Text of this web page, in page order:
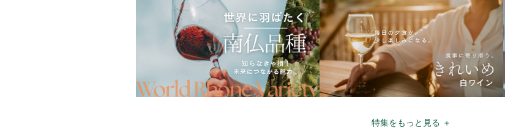
特集をもっと見る ＋